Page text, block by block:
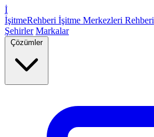
İ
İşitmeRehberi İşitme Merkezleri Rehberi
Şehirler Markalar
Çözümler